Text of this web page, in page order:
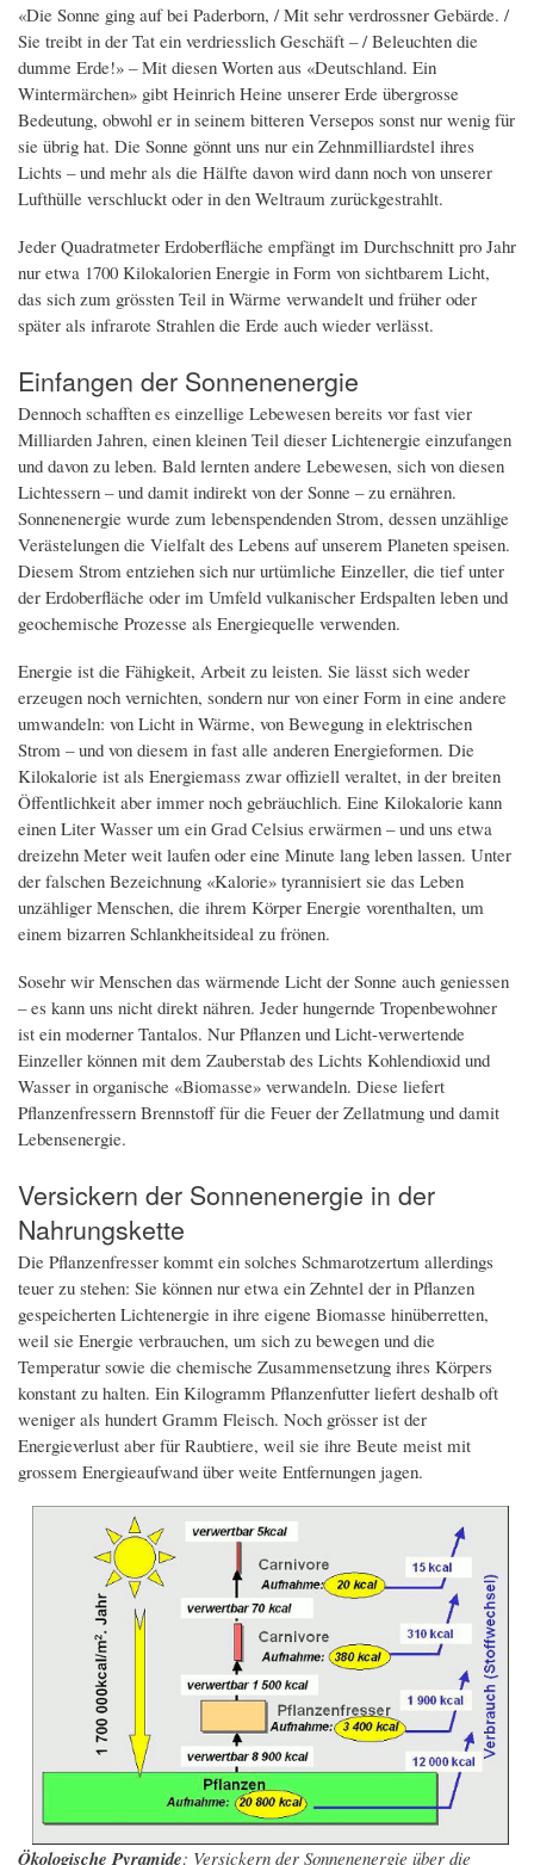
«Die Sonne ging auf bei Paderborn, / Mit sehr verdrossner Gebärde. /
Sie treibt in der Tat ein verdriesslich Geschäft – / Beleuchten die
dumme Erde!» – Mit diesen Worten aus «Deutschland. Ein
Wintermärchen» gibt Heinrich Heine unserer Erde übergrosse
Bedeutung, obwohl er in seinem bitteren Versepos sonst nur wenig für
sie übrig hat. Die Sonne gönnt uns nur ein Zehnmilliardstel ihres
Lichts – und mehr als die Hälfte davon wird dann noch von unserer
Lufthülle verschluckt oder in den Weltraum zurückgestrahlt.
Jeder Quadratmeter Erdoberfläche empfängt im Durchschnitt pro Jahr
nur etwa 1700 Kilokalorien Energie in Form von sichtbarem Licht,
das sich zum grössten Teil in Wärme verwandelt und früher oder
später als infrarote Strahlen die Erde auch wieder verlässt.
Einfangen der Sonnenenergie
Dennoch schafften es einzellige Lebewesen bereits vor fast vier
Milliarden Jahren, einen kleinen Teil dieser Lichtenergie einzufangen
und davon zu leben. Bald lernten andere Lebewesen, sich von diesen
Lichtessern – und damit indirekt von der Sonne – zu ernähren.
Sonnenenergie wurde zum lebenspendenden Strom, dessen unzählige
Verästelungen die Vielfalt des Lebens auf unserem Planeten speisen.
Diesem Strom entziehen sich nur urtümliche Einzeller, die tief unter
der Erdoberfläche oder im Umfeld vulkanischer Erdspalten leben und
geochemische Prozesse als Energiequelle verwenden.
Energie ist die Fähigkeit, Arbeit zu leisten. Sie lässt sich weder
erzeugen noch vernichten, sondern nur von einer Form in eine andere
umwandeln: von Licht in Wärme, von Bewegung in elektrischen
Strom – und von diesem in fast alle anderen Energieformen. Die
Kilokalorie ist als Energiemass zwar offiziell veraltet, in der breiten
Öffentlichkeit aber immer noch gebräuchlich. Eine Kilokalorie kann
einen Liter Wasser um ein Grad Celsius erwärmen – und uns etwa
dreizehn Meter weit laufen oder eine Minute lang leben lassen. Unter
der falschen Bezeichnung «Kalorie» tyrannisiert sie das Leben
unzähliger Menschen, die ihrem Körper Energie vorenthalten, um
einem bizarren Schlankheitsideal zu frönen.
Sosehr wir Menschen das wärmende Licht der Sonne auch geniessen
– es kann uns nicht direkt nähren. Jeder hungernde Tropenbewohner
ist ein moderner Tantalos. Nur Pflanzen und Licht-verwertende
Einzeller können mit dem Zauberstab des Lichts Kohlendioxid und
Wasser in organische «Biomasse» verwandeln. Diese liefert
Pflanzenfressern Brennstoff für die Feuer der Zellatmung und damit
Lebensenergie.
Versickern der Sonnenenergie in der
Nahrungskette
Die Pflanzenfresser kommt ein solches Schmarotzertum allerdings
teuer zu stehen: Sie können nur etwa ein Zehntel der in Pflanzen
gespeicherten Lichtenergie in ihre eigene Biomasse hinüberretten,
weil sie Energie verbrauchen, um sich zu bewegen und die
Temperatur sowie die chemische Zusammensetzung ihres Körpers
konstant zu halten. Ein Kilogramm Pflanzenfutter liefert deshalb oft
weniger als hundert Gramm Fleisch. Noch grösser ist der
Energieverlust aber für Raubtiere, weil sie ihre Beute meist mit
grossem Energieaufwand über weite Entfernungen jagen.
Ökologische Pyramide: Versickern der Sonnenenergie über die